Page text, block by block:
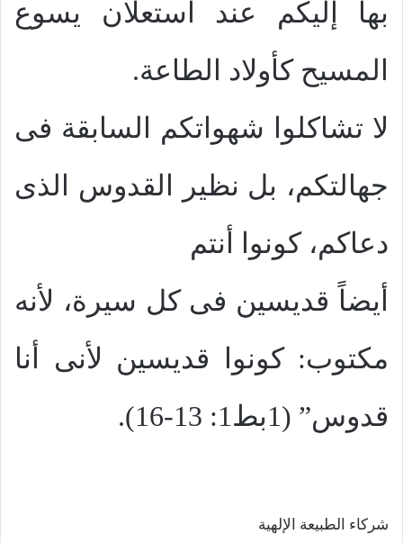
بها إليكم عند استعلان يسوع
المسيح كأولاد الطاعة.
لا تشاكلوا شهواتكم السابقة فى
جهالتكم، بل نظير القدوس الذى
دعاكم، كونوا أنتم
أيضاً قديسين فى كل سيرة، لأنه
مكتوب: كونوا قديسين لأنى أنا
قدوس” (1بط1: 13-16).
شركاء الطبيعة الإلهية